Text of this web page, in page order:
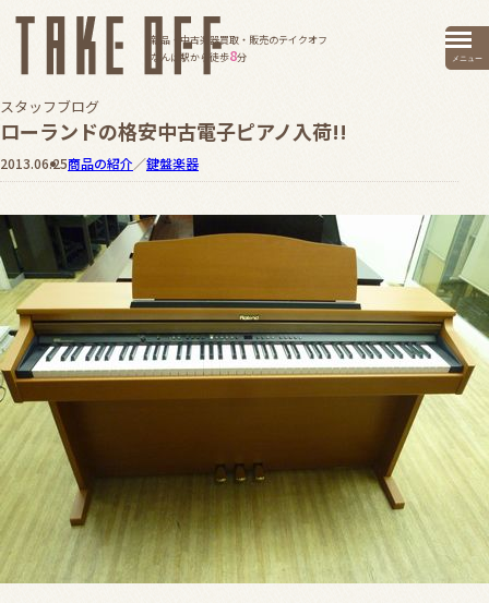
新品・中古楽器買取・販売のテイクオフ
なんば駅から徒歩8分 メニュー
スタッフブログ
ローランドの格安中古電子ピアノ入荷!!
2013.06.25商品の紹介／鍵盤楽器